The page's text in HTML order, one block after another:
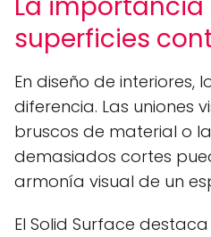
superficies
En diseño de interiores,
diferencia. Las uniones
bruscos de material o
demasiados cortes
armonía visual de un
El Solid Surface